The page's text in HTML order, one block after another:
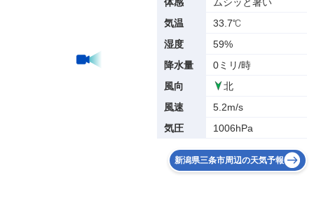
気温
33.7℃
湿度
59%
降水量
0ミリ/時
風向
北
風速
5.2m/s
気圧
1006hPa
新潟県三条市周辺の天気予報